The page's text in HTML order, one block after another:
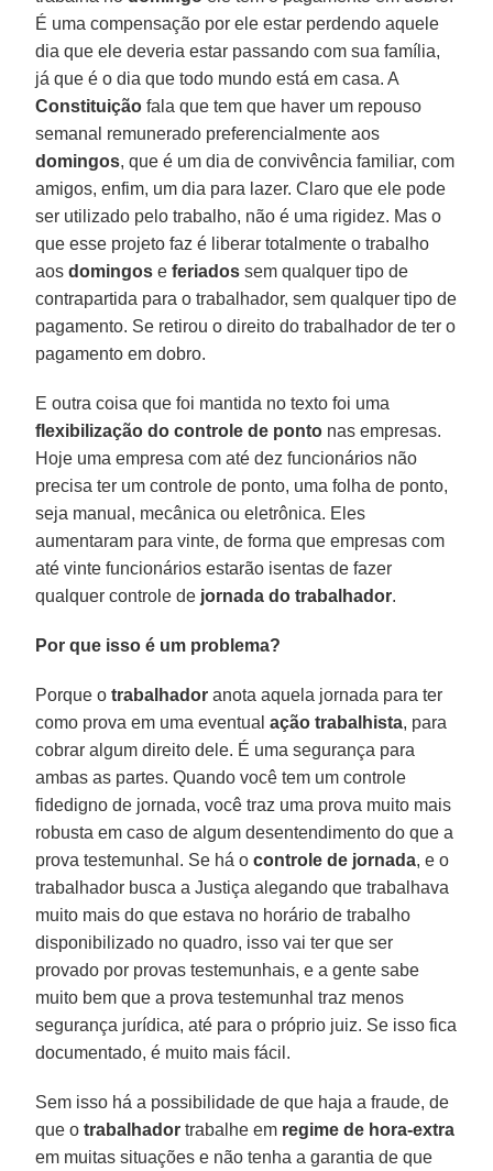
É uma compensação por ele estar perdendo aquele
dia que ele deveria estar passando com sua família,
já que é o dia que todo mundo está em casa. A
Constituição fala que tem que haver um repouso
semanal remunerado preferencialmente aos
domingos, que é um dia de convivência familiar, com
amigos, enfim, um dia para lazer. Claro que ele pode
ser utilizado pelo trabalho, não é uma rigidez. Mas o
que esse projeto faz é liberar totalmente o trabalho
aosdomingos eferiados sem qualquer tipo de
contrapartida para o trabalhador, sem qualquer tipo de
pagamento. Se retirou o direito do trabalhador de ter o
pagamento em dobro.
E outra coisa que foi mantida no texto foi uma
flexibilização do controle de ponto nas empresas.
Hoje uma empresa com até dez funcionários não
precisa ter um controle de ponto, uma folha de ponto,
seja manual, mecânica ou eletrônica. Eles
aumentaram para vinte, de forma que empresas com
até vinte funcionários estarão isentas de fazer
qualquer controle de jornada do trabalhador.
Por que isso é um problema?
Porque otrabalhador anota aquela jornada para ter
como prova em uma eventualação trabalhista, para
cobrar algum direito dele. É uma segurança para
ambas as partes. Quando você tem um controle
fidedigno de jornada, você traz uma prova muito mais
robusta em caso de algum desentendimento do que a
prova testemunhal. Se há ocontrole de jornada, e o
trabalhador busca a Justiça alegando que trabalhava
muito mais do que estava no horário de trabalho
disponibilizado no quadro, isso vai ter que ser
provado por provas testemunhais, e a gente sabe
muito bem que a prova testemunhal traz menos
segurança jurídica, até para o próprio juiz. Se isso fica
documentado, é muito mais fácil.
Sem isso há a possibilidade de que haja a fraude, de
que otrabalhador trabalhe em regime de hora-extra
em muitas situações e não tenha a garantia de que